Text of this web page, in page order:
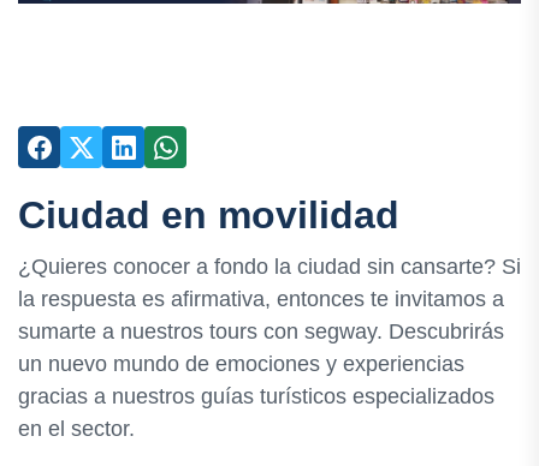
Ciudad en movilidad
¿Quieres conocer a fondo la ciudad sin cansarte? Si
la respuesta es afirmativa, entonces te invitamos a
sumarte a nuestros tours con segway. Descubrirás
un nuevo mundo de emociones y experiencias
gracias a nuestros guías turísticos especializados
en el sector.